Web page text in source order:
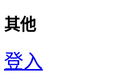
其他
登入